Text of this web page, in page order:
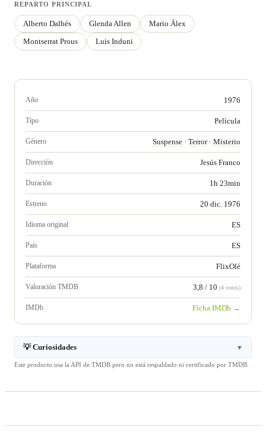
REPARTO PRINCIPAL
Alberto Dalbés Glenda Allen
Mario Álex
Montserrat Prous
Luis Induni
Año 1976
Tipo Película
Género Suspense · Terror · Misterio
Dirección Jesús Franco
Duración 1h 23min
Estreno 20 dic. 1976
Idioma original ES
País ES
Plataforma FlixOlé
Valoración TMDB 3,8 / 10 (4 votos)
IMDb Ficha IMDb →
💡 Curiosidades ▼
Este producto usa la API de TMDB pero no está respaldado ni certificado por TMDB.